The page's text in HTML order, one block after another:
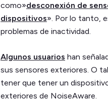
como»desconexión de
dispositivos». Por lo tanto,
problemas de inactividad.
Algunos usuarios han
sus sensores exteriores. O
tener que tener un
exteriores de NoiseAware.